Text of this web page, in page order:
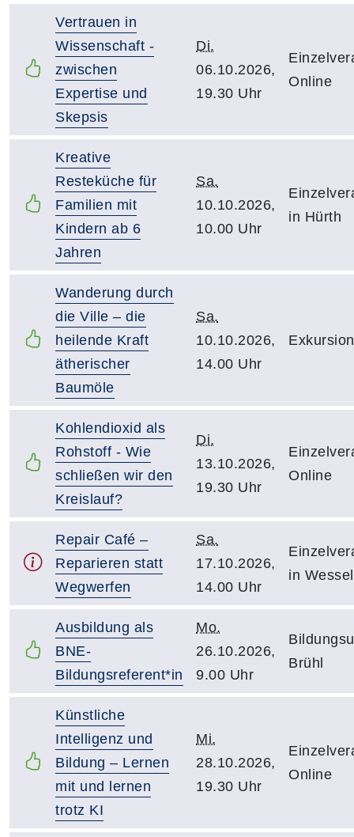
Vertrauen in
Wissenschaft -
zwischen
Expertise und
Skepsis
Di.
06.10.2026,
19.30 Uhr
Online
Kreative
Resteküche für
Familien mit
Kindern ab 6
Jahren
Sa.
10.10.2026,
10.00 Uhr
in Hürth
Wanderung durch
die Ville – die
heilende Kraft
ätherischer
Baumöle
Sa.
10.10.2026,
14.00 Uhr
Kohlendioxid als
Rohstoff - Wie
schließen wir den
Kreislauf?
Di.
13.10.2026,
19.30 Uhr
Online
Repair Café –
Reparieren statt
Wegwerfen
Sa.
17.10.2026,
14.00 Uhr
in
Ausbildung als
BNE-
Bildungsreferent*in
Mo.
26.10.2026,
9.00 Uhr
Brühl
Künstliche
Intelligenz und
Bildung – Lernen
mit und lernen
trotz KI
Mi.
28.10.2026,
19.30 Uhr
Online